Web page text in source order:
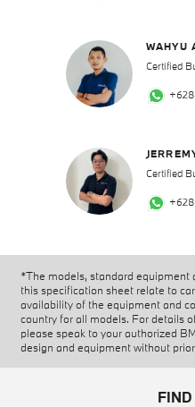
WAHYU
Certified
Certified
*The models, standard
this specification sheet relate to
availability of the equipment and
country for all models. For details
please speak to your authorized
design and equipment without